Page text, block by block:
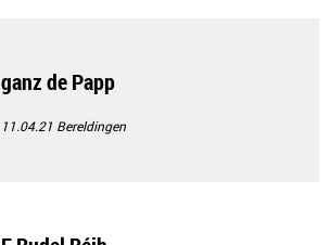
ganz de Papp
11.04.21 Bereldingen